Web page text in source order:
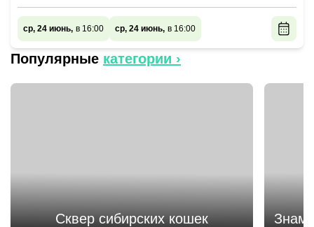
ср, 24 июнь, в 16:00 ср, 24 июнь, в 16:00
Популярные категории ›
Сквер сибирских кошек